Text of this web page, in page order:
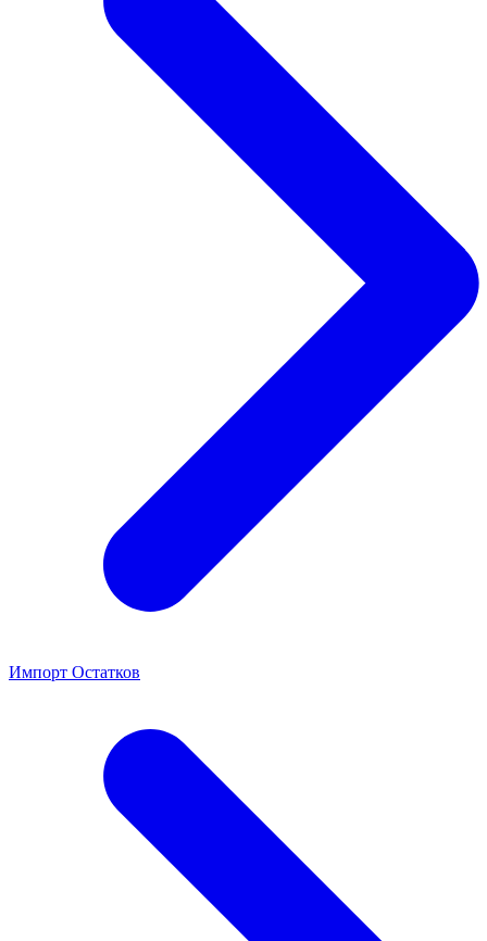
Импорт Остатков